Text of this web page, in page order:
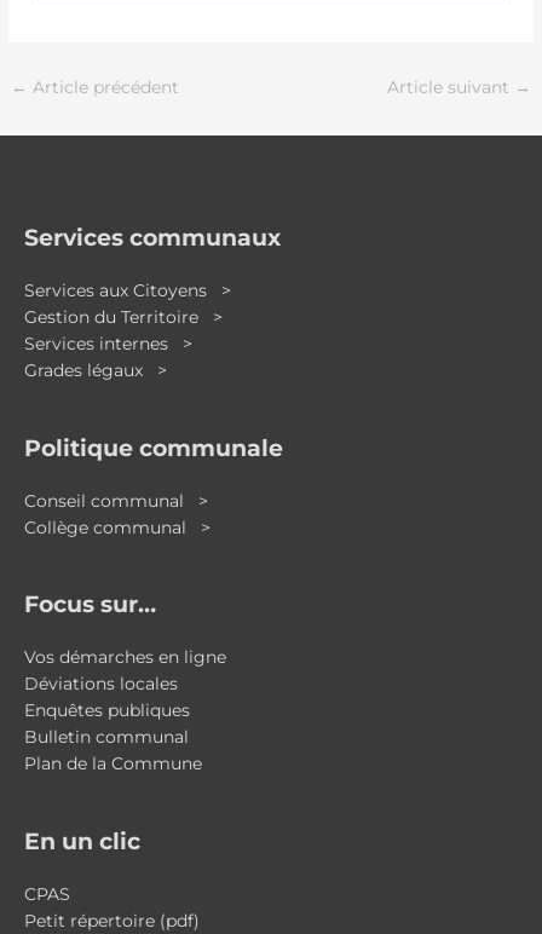
← Article précédent Article suivant →
Services communaux
Services aux Citoyens >
Gestion du Territoire >
Services internes >
Grades légaux >
Politique communale
Conseil communal >
Collège communal >
Focus sur…
Vos démarches en ligne
Déviations locales
Enquêtes publiques
Bulletin communal
Plan de la Commune
En un clic
CPAS
Petit répertoire (pdf)